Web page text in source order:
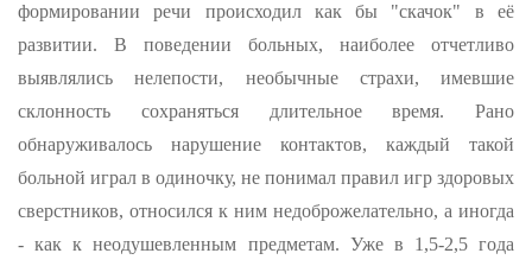
формировании речи происходил как бы "скачок" в её
развитии. В поведении больных, наиболее отчетливо
выявлялись нелепо­сти, необычные страхи, имевшие
склонность сохраняться длитель­ное время. Рано
обнаруживалось нарушение контактов, каждый та­кой
больной играл в одиночку, не понимал правил игр здоровых
сверстников, относился к ним недоброжелательно, а иногда
- как к неодушевленным предметам. Уже в 1,5-2,5 года